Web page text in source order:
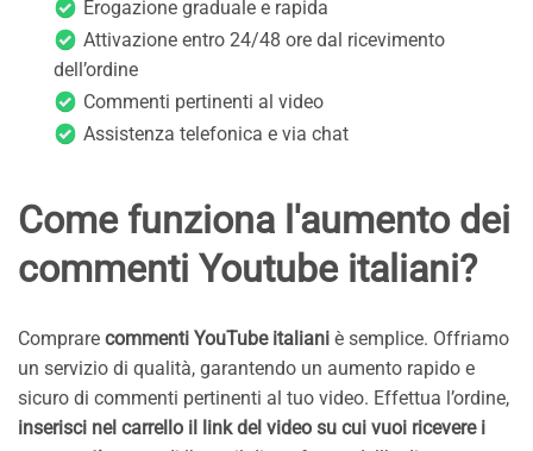
Erogazione graduale e rapida
Attivazione entro 24/48 ore dal ricevimento
dell’ordine
Commenti pertinenti al video
Assistenza telefonica e via chat
Come funziona l'aumento dei
commenti Youtube italiani?
Comprare commenti YouTube italiani è semplice. Offriamo
un servizio di qualità, garantendo un aumento rapido e
sicuro di commenti pertinenti al tuo video. Effettua l’ordine,
inserisci nel carrello il link del video su cui vuoi ricevere i